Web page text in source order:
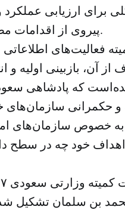
برای ارزیابی
پیروی از اقدامات مصوب و ارائه گزارش‌هایی به رئیس اطلاعات کل.
فعالیت‌های
که پادشاهی
و حکمرانی سازمان‌های
خصوص سازمان‌های
خود چه در سطح
بن سلمان تشکیل شد